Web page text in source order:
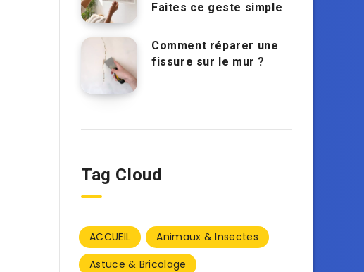
Faites ce geste simple
Comment réparer une
fissure sur le mur ?
Tag Cloud
ACCUEIL
Animaux & Insectes
Astuce & Bricolage